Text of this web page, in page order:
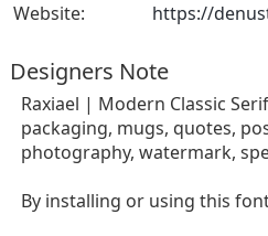
Website:
https://
Designers Note
Raxiael | Modern Classic
packaging, mugs, quotes,
photography, watermark,
By installing or using this